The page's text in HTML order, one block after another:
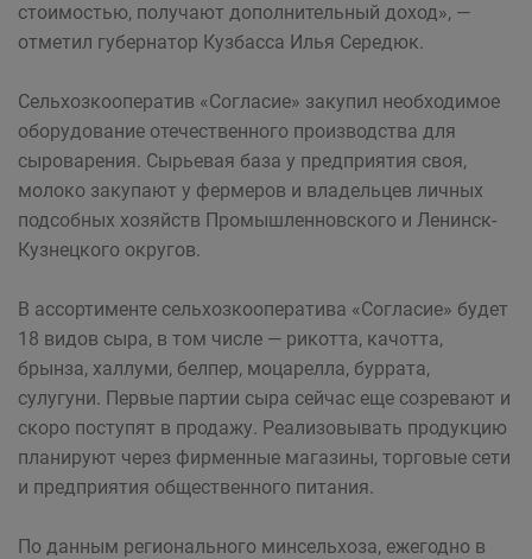
стоимостью, получают дополнительный доход», —
отметил губернатор Кузбасса Илья Середюк.
Сельхозкооператив «Согласие» закупил необходимое
оборудование отечественного производства для
сыроварения. Сырьевая база у предприятия своя,
молоко закупают у фермеров и владельцев личных
подсобных хозяйств Промышленновского и Ленинск-
Кузнецкого округов.
В ассортименте сельхозкооператива «Согласие» будет
18 видов сыра, в том числе — рикотта, качотта,
брынза, халлуми, белпер, моцарелла, буррата,
сулугуни. Первые партии сыра сейчас еще созревают и
скоро поступят в продажу. Реализовывать продукцию
планируют через фирменные магазины, торговые сети
и предприятия общественного питания.
По данным регионального минсельхоза, ежегодно в